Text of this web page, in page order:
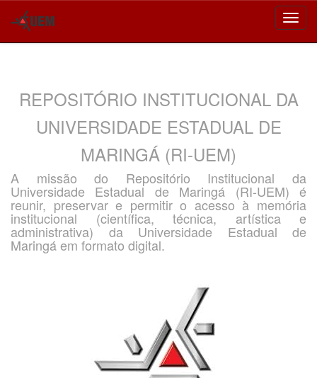
REPOSITÓRIO INSTITUCIONAL DA
UNIVERSIDADE ESTADUAL DE
MARINGÁ (RI-UEM)
A missão do Repositório Institucional da
Universidade Estadual de Maringá (RI-UEM) é
reunir, preservar e permitir o acesso à memória
institucional (científica, técnica, artística e
administrativa) da Universidade Estadual de
Maringá em formato digital.